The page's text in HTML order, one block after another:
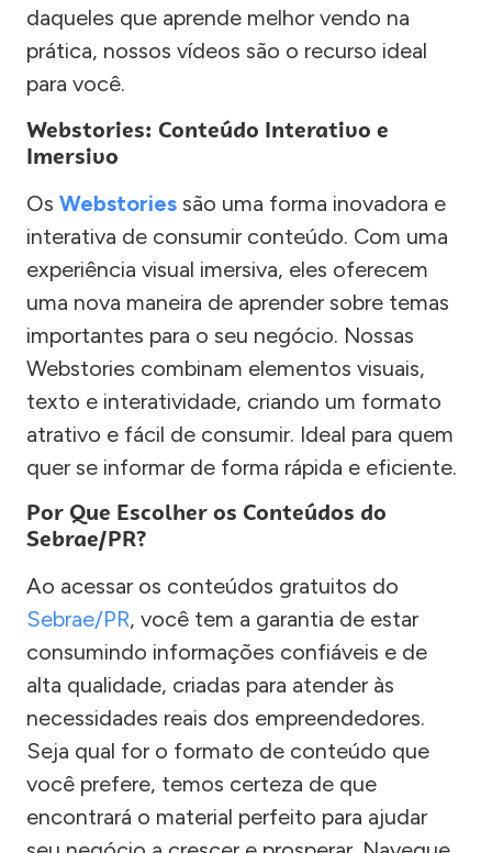
daqueles que aprende melhor vendo na
prática, nossos vídeos são o recurso ideal
para você.
Webstories: Conteúdo Interativo e
Imersivo
Os Webstories são uma forma inovadora e
interativa de consumir conteúdo. Com uma
experiência visual imersiva, eles oferecem
uma nova maneira de aprender sobre temas
importantes para o seu negócio. Nossas
Webstories combinam elementos visuais,
texto e interatividade, criando um formato
atrativo e fácil de consumir. Ideal para quem
quer se informar de forma rápida e eficiente.
Por Que Escolher os Conteúdos do
Sebrae/PR?
Ao acessar os conteúdos gratuitos do
Sebrae/PR, você tem a garantia de estar
consumindo informações confiáveis e de
alta qualidade, criadas para atender às
necessidades reais dos empreendedores.
Seja qual for o formato de conteúdo que
você prefere, temos certeza de que
encontrará o material perfeito para ajudar